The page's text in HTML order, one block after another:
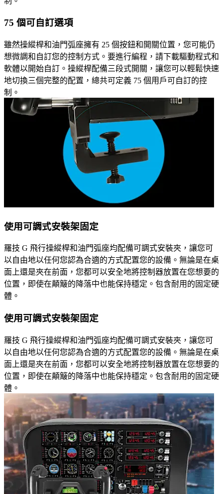
75 個可自訂選項
雖然操縱桿和油門弧座擁有 25 個按鈕和開關位置，您可能仍
想微調和自訂您的控制方式。要進行編程，請下載驅動程式和
軟體以開始自訂。操縱桿配備三段式開關，讓您可以輕鬆快速
地切換三個完整的配置，總共可定義 75 個用戶可自訂的控
制。
使用可調式安裝架固定
羅技 G 飛行操縱桿和油門弧座均配備可調式安裝夾，讓您可
以自由地以任何您認為合適的方式配置您的設備。無論是在桌
面上還是夾在前面，您都可以安全地將控制器放置在您想要的
位置，即使在顛簸的降落中也能保持穩定。包含耐用的固定硬
體。
使用可調式安裝架固定
羅技 G 飛行操縱桿和油門弧座均配備可調式安裝夾，讓您可
以自由地以任何您認為合適的方式配置您的設備。無論是在桌
面上還是夾在前面，您都可以安全地將控制器放置在您想要的
位置，即使在顛簸的降落中也能保持穩定。包含耐用的固定硬
體。